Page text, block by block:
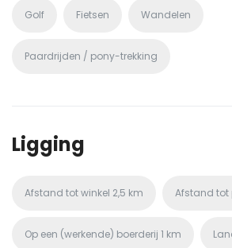
Golf Fietsen Wandelen
Paardrijden / pony-trekking
Ligging
Afstand tot winkel 2,5 km Afstand tot
Op een (werkende) boerderij 1 km